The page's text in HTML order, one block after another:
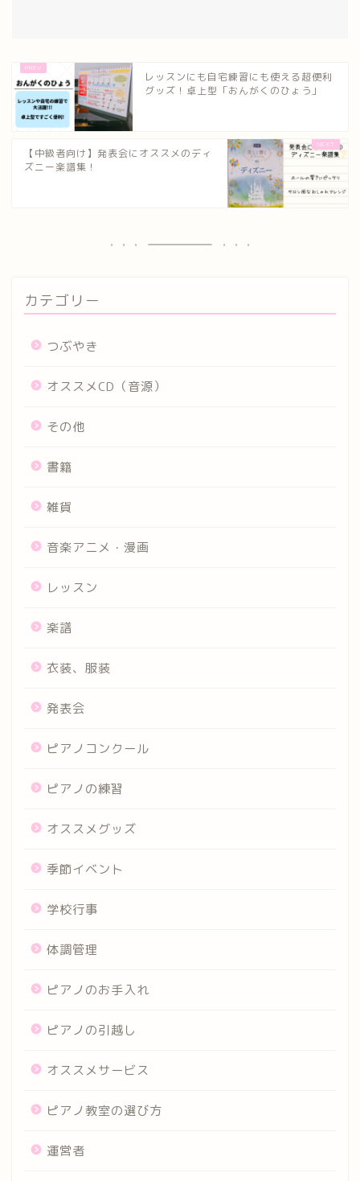
レッスンにも自宅練習にも使える超便利
グッズ！卓上型「おんがくのひょう」
【中級者向け】発表会にオススメのディ
ズニー楽譜集！
カテゴリー
つぶやき
オススメCD（音源）
その他
書籍
雑貨
音楽アニメ・漫画
レッスン
楽譜
衣装、服装
発表会
ピアノコンクール
ピアノの練習
オススメグッズ
季節イベント
学校行事
体調管理
ピアノのお手入れ
ピアノの引越し
オススメサービス
ピアノ教室の選び方
運営者